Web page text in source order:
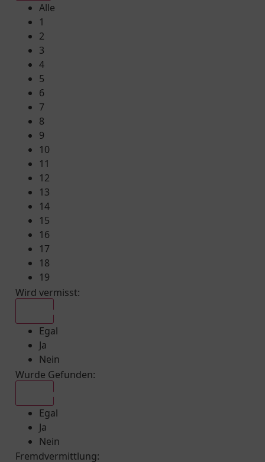
Alle
1
2
3
4
5
6
7
8
9
10
11
12
13
14
15
16
17
18
19
Wird vermisst:
Egal
Ja
Nein
Wurde Gefunden:
Egal
Ja
Nein
Fremdvermittlung: